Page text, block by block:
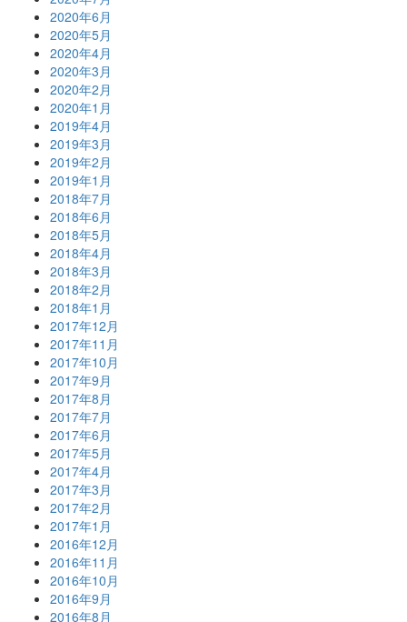
2020年6月
2020年5月
2020年4月
2020年3月
2020年2月
2020年1月
2019年4月
2019年3月
2019年2月
2019年1月
2018年7月
2018年6月
2018年5月
2018年4月
2018年3月
2018年2月
2018年1月
2017年12月
2017年11月
2017年10月
2017年9月
2017年8月
2017年7月
2017年6月
2017年5月
2017年4月
2017年3月
2017年2月
2017年1月
2016年12月
2016年11月
2016年10月
2016年9月
2016年8月